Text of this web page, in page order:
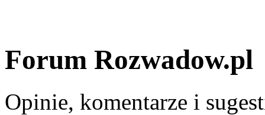
Forum Rozwadow.pl
Opinie, komentarze i